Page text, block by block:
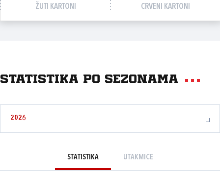
ŽUTI KARTONI CRVENI KARTONI
Statistika po sezonama
2026
STATISTIKA UTAKMICE